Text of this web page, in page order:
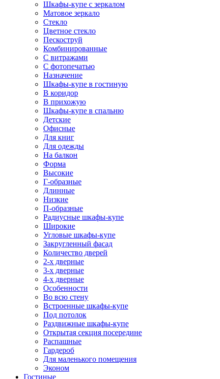
Шкафы-купе с зеркалом
Матовое зеркало
Стекло
Цветное стекло
Пескоструй
Комбинированные
С витражами
С фотопечатью
Назначение
Шкафы-купе в гостиную
В коридор
В прихожую
Шкафы-купе в спальню
Детские
Офисные
Для книг
Для одежды
На балкон
Форма
Высокие
Г-образные
Длинные
Низкие
П-образные
Радиусные шкафы-купе
Широкие
Угловые шкафы-купе
Закругленный фасад
Количество дверей
2-х дверные
3-х дверные
4-х дверные
Особенности
Во всю стену
Встроенные шкафы-купе
Под потолок
Раздвижные шкафы-купе
Открытая секция посередине
Распашные
Гардероб
Для маленького помещения
Эконом
Гостиные